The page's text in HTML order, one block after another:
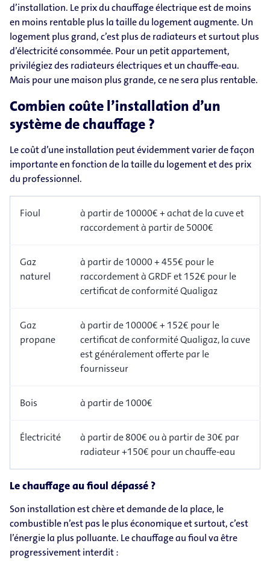
d’installation. Le prix du chauffage électrique est de moins
en moins rentable plus la taille du logement augmente. Un
logement plus grand, c’est plus de radiateurs et surtout plus
d’électricité consommée. Pour un petit appartement,
privilégiez des radiateurs électriques et un chauffe-eau.
Mais pour une maison plus grande, ce ne sera plus rentable.
Combien coûte l’installation d’un
système de chauffage ?
Le coût d’une installation peut évidemment varier de façon
importante en fonction de la taille du logement et des prix
du professionnel.
Fioul
à partir de 10000€ + achat de la cuve et
raccordement à partir de 5000€
Gaz
naturel
à partir de 10000 + 455€ pour le
raccordement à GRDF et 152€ pour le
certificat de conformité Qualigaz
Gaz
propane
à partir de 10000€ + 152€ pour le
certificat de conformité Qualigaz, la cuve
est généralement offerte par le
fournisseur
Bois à partir de 1000€
Électricité
à partir de 800€ ou à partir de 30€ par
radiateur +150€ pour un chauffe-eau
Le chauffage au fioul dépassé ?
Son installation est chère et demande de la place, le
combustible n’est pas le plus économique et surtout, c’est
l’énergie la plus polluante. Le chauffage au fioul va être
progressivement interdit :